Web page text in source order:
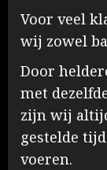
Voor veel
wij zowel
Door
met
zijn wij
gestelde
voeren.